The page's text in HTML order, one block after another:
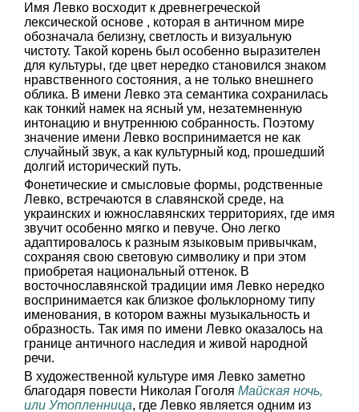
Имя Левко восходит к древнегреческой
лексической основе , которая в античном мире
обозначала белизну, светлость и визуальную
чистоту. Такой корень был особенно выразителен
для культуры, где цвет нередко становился знаком
нравственного состояния, а не только внешнего
облика. В имени Левко эта семантика сохранилась
как тонкий намек на ясный ум, незатемненную
интонацию и внутреннюю собранность. Поэтому
значение имени Левко воспринимается не как
случайный звук, а как культурный код, прошедший
долгий исторический путь.
Фонетические и смысловые формы, родственные
Левко, встречаются в славянской среде, на
украинских и южнославянских территориях, где имя
звучит особенно мягко и певуче. Оно легко
адаптировалось к разным языковым привычкам,
сохраняя свою световую символику и при этом
приобретая национальный оттенок. В
восточнославянской традиции имя Левко нередко
воспринимается как близкое фольклорному типу
именования, в котором важны музыкальность и
образность. Так имя по имени Левко оказалось на
границе античного наследия и живой народной
речи.
В художественной культуре имя Левко заметно
благодаря повести Николая Гоголя Майская ночь,
или Утопленница, где Левко является одним из